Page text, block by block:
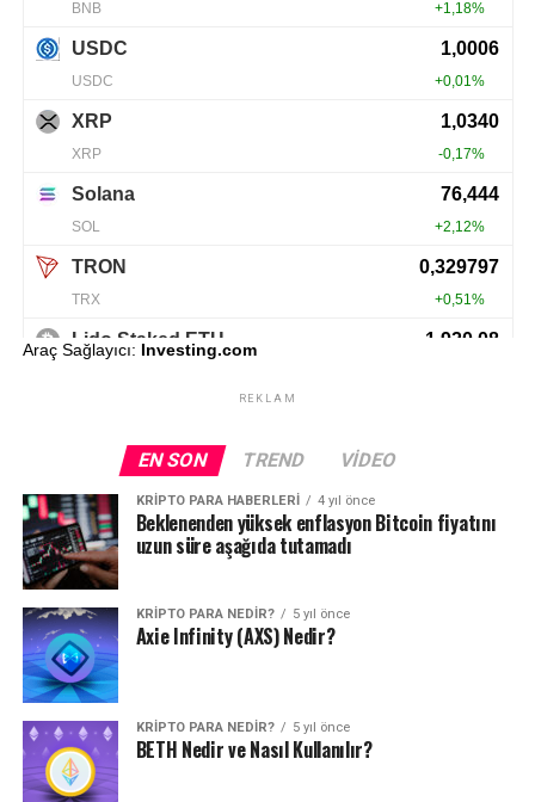
Araç Sağlayıcı: Investing.com
REKLAM
EN SON TREND VIDEO
KRIPTO PARA HABERLERI 4 yıl önce
Beklenenden yüksek enflasyon Bitcoin fiyatını
uzun süre aşağıda tutamadı
KRIPTO PARA NEDIR? 5 yıl önce
Axie Infinity (AXS) Nedir?
KRIPTO PARA NEDIR? 5 yıl önce
BETH Nedir ve Nasıl Kullanılır?